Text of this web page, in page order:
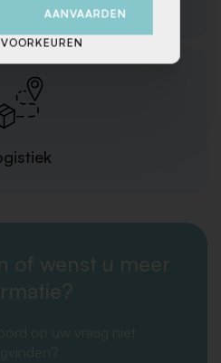
of wenst u meer
op uw vraag niet
AANVAARDEN